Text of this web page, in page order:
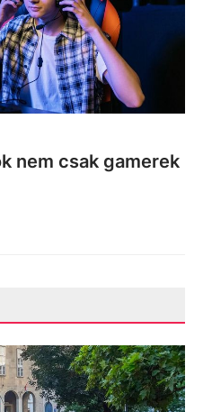
nem csak gamerek